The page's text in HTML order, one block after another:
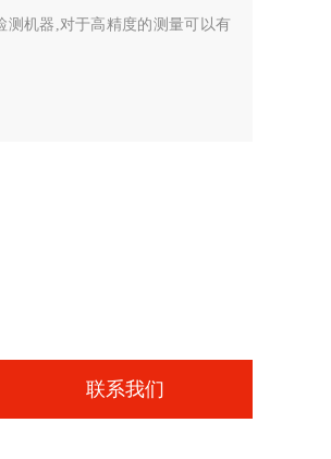
测机器,对于高精度的测量可以有
联系我们